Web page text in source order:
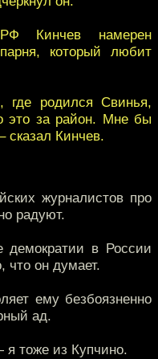
Кинчев намерен
парня, который любит
где родился Свинья,
это за район. Мне бы
сказал Кинчев.
журналистов про
радуют.
демократии в России
что он думает.
ему безбоязненно
ад.
я тоже из Купчино.